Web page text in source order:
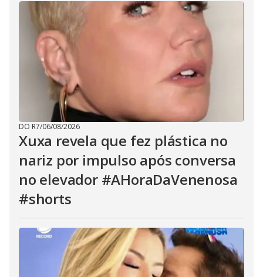
DO R7/06/08/2026
Xuxa revela que fez plástica no
nariz por impulso após conversa
no elevador #AHoraDaVenenosa
#shorts